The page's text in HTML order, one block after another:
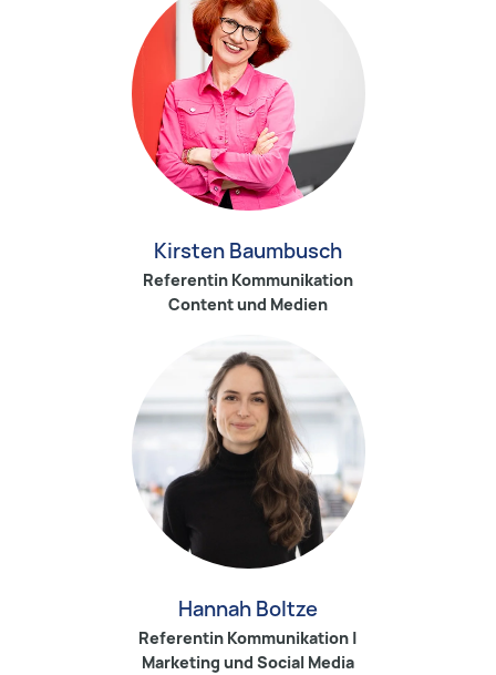
Kirsten Baumbusch
Referentin Kommunikation
Content und Medien
Hannah Boltze
Referentin Kommunikation |
Marketing und Social Media